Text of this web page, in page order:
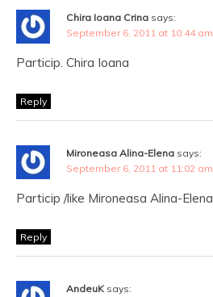
Chira Ioana Crina says:
September 6, 2011 at 10:44 am
Particip. Chira Ioana
Reply
Mironeasa Alina-Elena says:
September 6, 2011 at 11:02 am
Particip /like Mironeasa Alina-Elena
Reply
AndeuK says: